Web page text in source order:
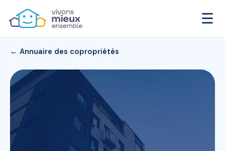
☰
← Annuaire des copropriétés